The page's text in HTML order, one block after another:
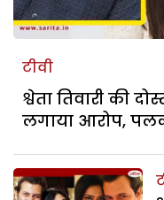
टीवी
श्वेता तिवारी की
लगाया आरोप,